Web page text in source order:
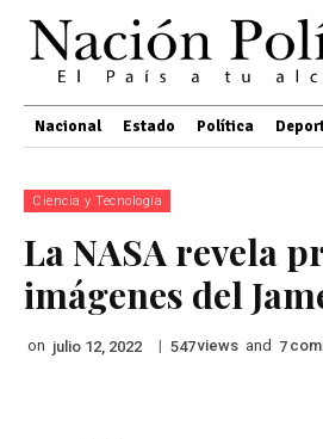
Nacional Estado Política
Ciencia y Tecnología
La NASA revela
imágenes del
on julio 12, 2022 | 547views and 7